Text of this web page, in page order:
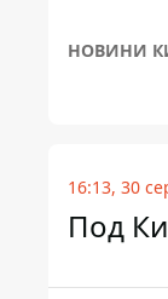
НОВИНИ
16:13, 30
Под